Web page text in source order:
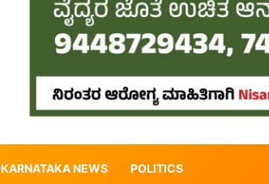
KARNATAKA NEWS POLITICS